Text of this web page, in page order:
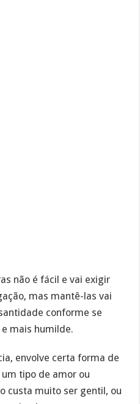
não é fácil e vai exigir
mas mantê-las vai
conforme se
mais humilde.
envolve certa forma de
tipo de amor ou
custa muito ser gentil, ou